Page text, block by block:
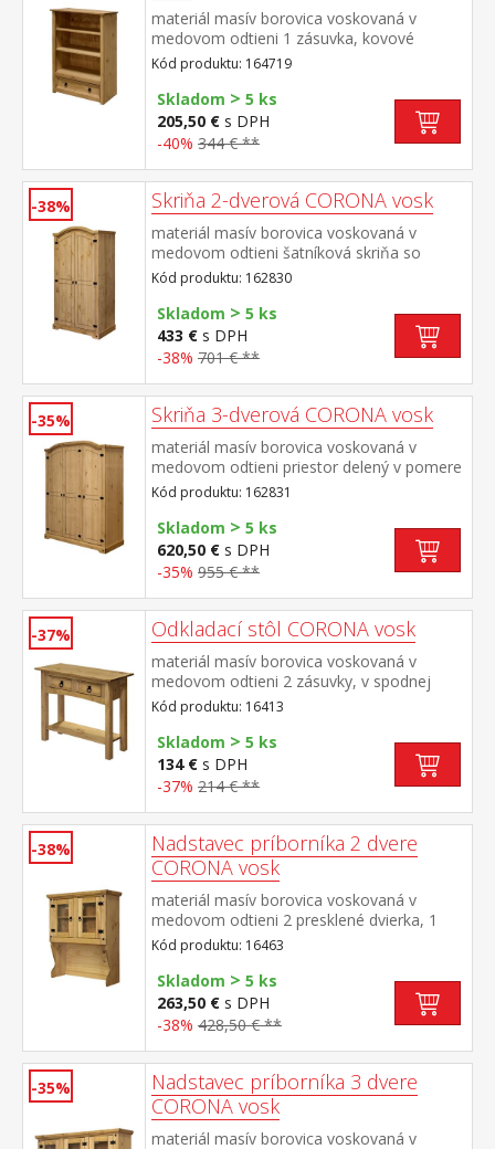
materiál masív borovica voskovaná v
medovom odtieni 1 zásuvka, kovové
ozdobné úchytky súčasť zostavy Corona
Kód produktu: 164719
Skladom > 5 ks
205,50 € s DPH
-40% 344 € **
-38% Skriňa 2-dverová CORONA vosk
materiál masív borovica voskovaná v
medovom odtieni šatníková skriňa so
šatníkovou tyčou a policou na klobúky
kovové ozdobné úchytky súčasť zostavy
Corona
Kód produktu: 162830
Skladom > 5 ks
433 € s DPH
-38% 701 € **
-35% Skriňa 3-dverová CORONA vosk
materiál masív borovica voskovaná v
medovom odtieni priestor delený v pomere
2:1 širšia časť šatníková tyč a polica na
klobúky, užšia časť 3 police z toho 2
variabilné kovové ozdobné úchytky súčasť
zostavy Corona
Kód produktu: 162831
Skladom > 5 ks
620,50 € s DPH
-35% 955 € **
-37% Odkladací stôl CORONA vosk
materiál masív borovica voskovaná v
medovom odtieni 2 zásuvky, v spodnej
časti polica kovové ozdobné úchytky súčasť
zostavy Corona
Kód produktu: 16413
Skladom > 5 ks
134 € s DPH
-37% 214 € **
-38%
Nadstavec príborníka 2 dvere
CORONA vosk
materiál masív borovica voskovaná v
medovom odtieni 2 presklené dvierka, 1
polica, kovové ozdobné úchytky vhodný
doplnok ku komode CORONA 16263 alebo
1631 súčasť zostavy Corona
Kód produktu: 16463
Skladom > 5 ks
263,50 € s DPH
-38% 428,50 € **
-35%
Nadstavec príborníka 3 dvere
CORONA vosk
materiál masív borovica voskovaná v